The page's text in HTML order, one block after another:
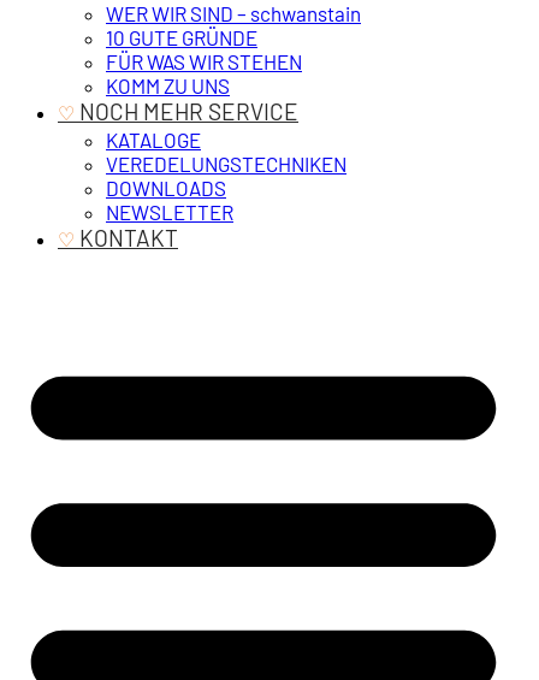
WER WIR SIND – schwanstain
10 GUTE GRÜNDE
FÜR WAS WIR STEHEN
KOMM ZU UNS
♡ ‎ NOCH MEHR SERVICE
KATALOGE
VEREDELUNGSTECHNIKEN
DOWNLOADS
NEWSLETTER
♡ ‎ KONTAKT